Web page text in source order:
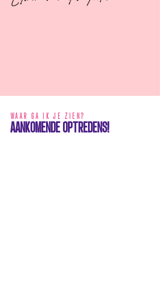
WAAR GA IK JE ZIEN?
AANKOMENDE OPTREDENS!